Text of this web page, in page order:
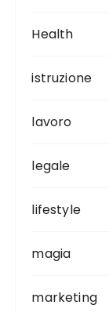
Health
istruzione
lavoro
legale
lifestyle
magia
marketing